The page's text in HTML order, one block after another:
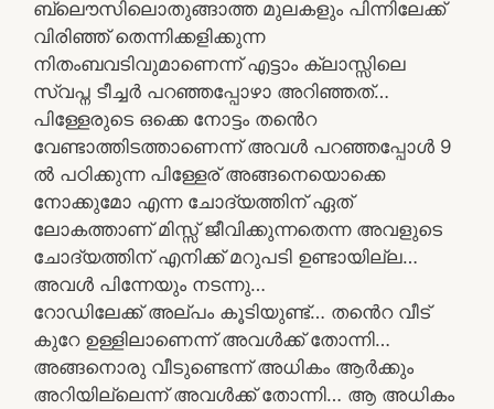
ബ്ലൌസിലൊതുങ്ങാത്ത മുലകളും പിന്നിലേക്ക്
വിരിഞ്ഞ് തെന്നിക്കളിക്കുന്ന
നിതംബവടിവുമാണെന്ന് എട്ടാം ക്ലാസ്സിലെ
സ്വപ്ന ടീച്ചർ പറഞ്ഞപ്പോഴാ അറിഞ്ഞത്…
പിള്ളേരുടെ ഒക്കെ നോട്ടം തൻെറ
വേണ്ടാത്തിടത്താണെന്ന് അവൾ പറഞ്ഞപ്പോൾ 9
ൽ പഠിക്കുന്ന പിള്ളേര് അങ്ങനെയൊക്കെ
നോക്കുമോ എന്ന ചോദ്യത്തിന് ഏത്
ലോകത്താണ് മിസ്സ് ജീവിക്കുന്നതെന്ന അവളുടെ
ചോദ്യത്തിന് എനിക്ക് മറുപടി ഉണ്ടായില്ല…
അവൾ പിന്നേയും നടന്നു…
റോഡിലേക്ക് അല്പം കൂടിയുണ്ട്… തൻെറ വീട്
കുറേ ഉള്ളിലാണെന്ന് അവൾക്ക് തോന്നി…
അങ്ങനൊരു വീടുണ്ടെന്ന് അധികം ആർക്കും
അറിയില്ലെന്ന് അവൾക്ക് തോന്നി… ആ അധികം